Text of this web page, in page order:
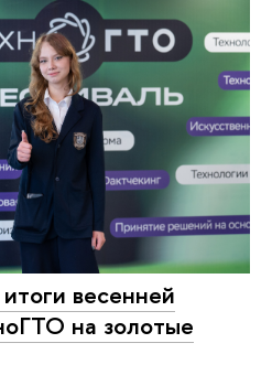
весенней
на золотые